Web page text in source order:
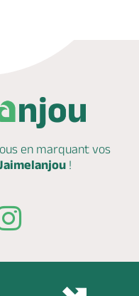
en marquantvos
!